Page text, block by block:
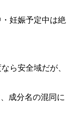
妊娠予定中は絶
ら安全域だが、
成分名の混同に